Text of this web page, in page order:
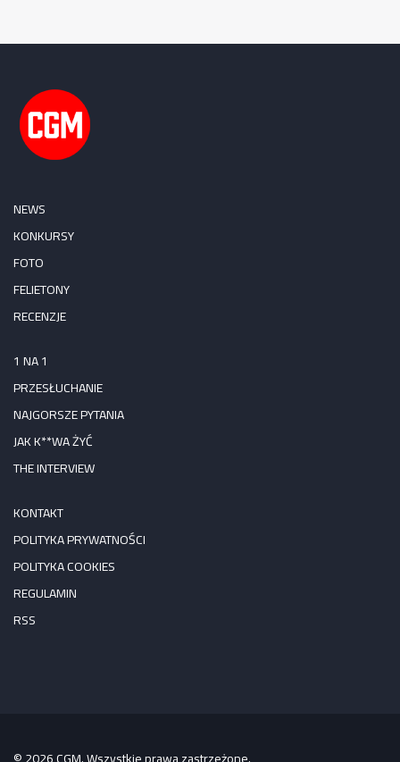
NEWS
KONKURSY
FOTO
FELIETONY
RECENZJE
1 NA 1
PRZESŁUCHANIE
NAJGORSZE PYTANIA
JAK K**WA ŻYĆ
THE INTERVIEW
KONTAKT
POLITYKA PRYWATNOŚCI
POLITYKA COOKIES
REGULAMIN
RSS